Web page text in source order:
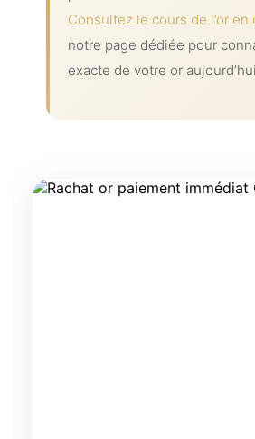
Consultez le cours de l’or en
notre page dédiée pour
exacte de votre or